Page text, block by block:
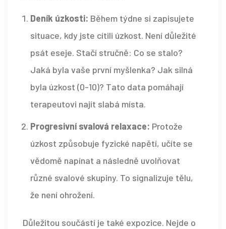
Deník úzkosti: Během týdne si zapisujete
situace, kdy jste cítili úzkost. Není důležité
psát eseje. Stačí stručně: Co se stalo?
Jaká byla vaše první myšlenka? Jak silná
byla úzkost (0-10)? Tato data pomáhají
terapeutovi najít slabá místa.
Progresivní svalová relaxace: Protože
úzkost způsobuje fyzické napětí, učíte se
vědomě napínat a následně uvolňovat
různé svalové skupiny. To signalizuje tělu,
že není ohrožení.
Důležitou součástí je také expozice. Nejde o